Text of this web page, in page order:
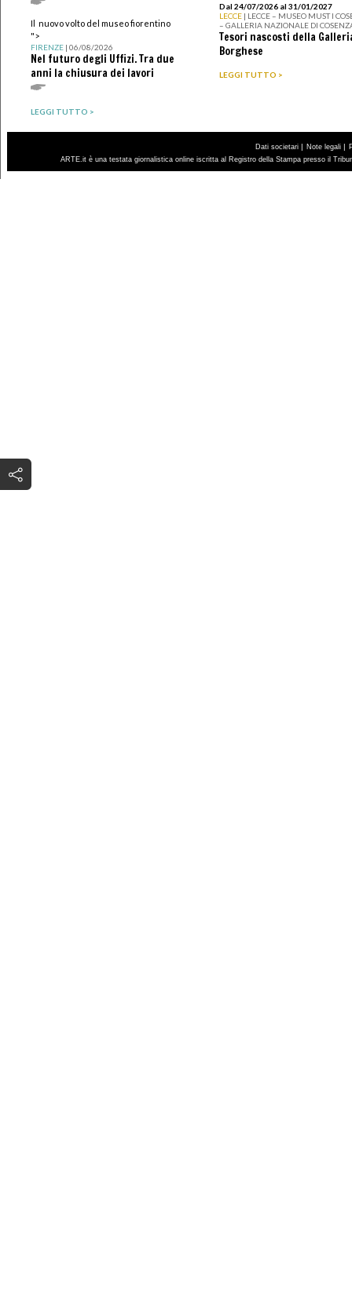
Il nuovo volto del museo fiorentino
">
FIRENZE| 06/08/2026
Nel futuro degli Uffizi. Tra due
anni la chiusura dei lavori
LEGGI TUTTO >
Dal 24/07/2026 al 31/01/2027
LECCE | LECCE – MUSEO MUST I
– GALLERIA NAZIONALE DI
Tesori nascosti della
Borghese
LEGGI TUTTO >
Dati societari | Note legali |
ARTE.it è una testata giornalistica online iscritta al Registro della Stampa presso il